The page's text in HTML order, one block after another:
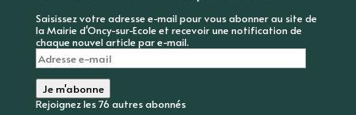
Saisissez votre adresse e-mail pour vous abonner au site de
la Mairie d'Oncy-sur-Ecole et recevoir une notification de
chaque nouvel article par e-mail.
Adresse
e-
mail
Je m'abonne
Rejoignez les 76 autres abonnés